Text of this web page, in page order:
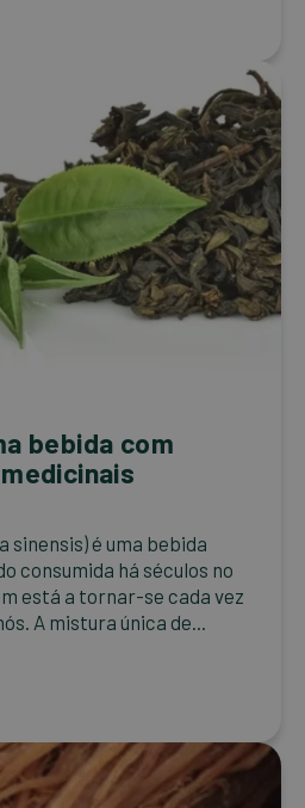
bebida com
sinensis) é uma bebida
consumida há séculos no
está a tornar-se cada vez
A mistura única de...